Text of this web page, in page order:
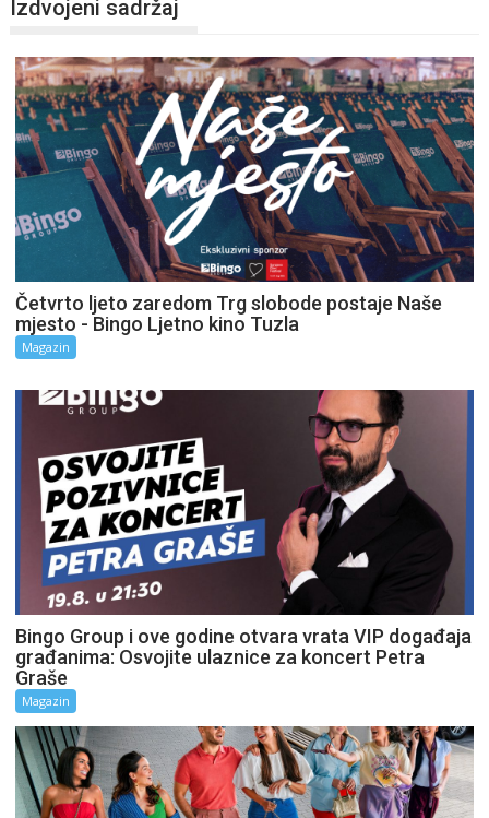
Izdvojeni sadržaj
Četvrto ljeto zaredom Trg slobode postaje Naše
mjesto - Bingo Ljetno kino Tuzla
Magazin
Bingo Group i ove godine otvara vrata VIP događaja
građanima: Osvojite ulaznice za koncert Petra
Graše
Magazin